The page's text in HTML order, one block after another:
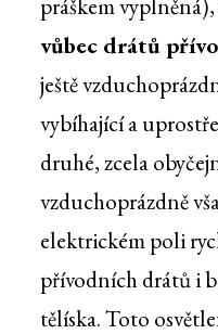
vůbec drátů
ještě
vybíhající a
druhé, zcela
vzduchoprázdně
elektrickém poli
přívodních drátů i
tělíska. Toto